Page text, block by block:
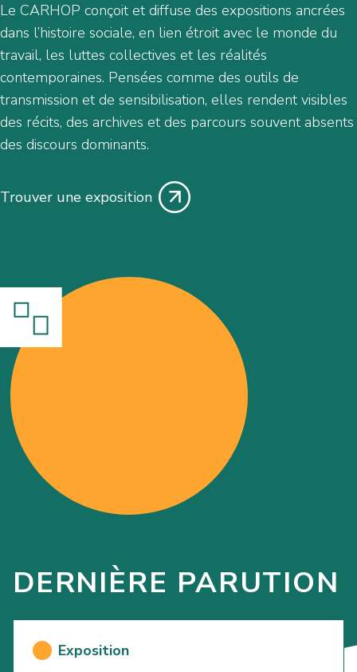
Le CARHOP conçoit et diffuse des expositions ancrées
dans l’histoire sociale, en lien étroit avec le monde du
travail, les luttes collectives et les réalités
contemporaines. Pensées comme des outils de
transmission et de sensibilisation, elles rendent visibles
des récits, des archives et des parcours souvent absents
des discours dominants.
Trouver une exposition
DERNIÈRE PARUTION
Exposition